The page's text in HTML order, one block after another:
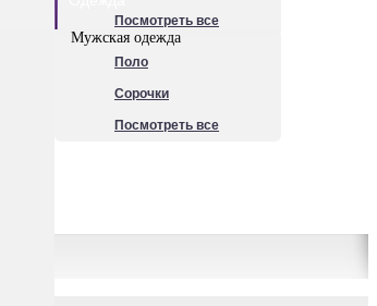
Посмотреть все
Мужская одежда
Поло
Сорочки
Посмотреть все